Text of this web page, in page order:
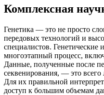
Комплексная
Генетика — это не просто
передовых технологий и
специалистов. Генетические
многоэтапный процесс,
Данные, полученные после
секвенирования, — это
Для их правильной
доступ к большим объемам